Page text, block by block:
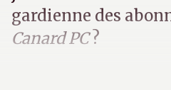
gardienne des
Canard PC?